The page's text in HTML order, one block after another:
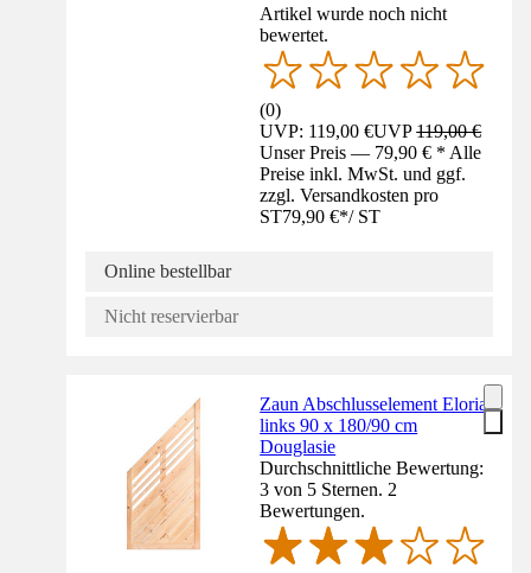
Artikel wurde noch nicht
bewertet.
(0)
UVP: 119,00 €UVP119,00 €
Unser Preis — 79,90 € * Alle
Preise inkl. MwSt. und ggf.
zzgl. Versandkosten pro
ST79,90 €*/ ST
Online bestellbar
Nicht reservierbar
Zaun Abschlusselement Eloria
links 90 x 180/90 cm
Douglasie
Durchschnittliche Bewertung:
3 von 5 Sternen. 2
Bewertungen.